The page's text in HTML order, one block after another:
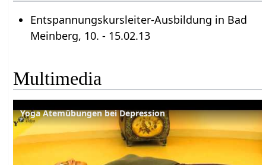
Entspannungskursleiter-Ausbildung in Bad
Meinberg, 10. - 15.02.13
Multimedia
Yoga Atemübungen bei Depression